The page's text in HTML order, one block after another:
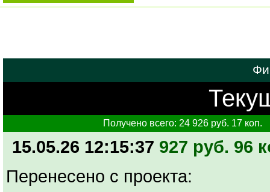
Получено всего: 24 926 руб. 17 коп.
15.05.26 12:15:37 927 руб. 96
Перенесено с проекта: